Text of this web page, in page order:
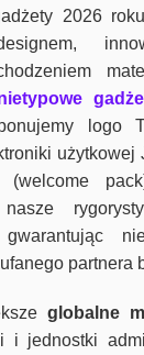
2026
logo
użytkowej
(welcome
partnera
globalne
i jednostki